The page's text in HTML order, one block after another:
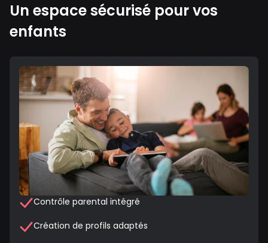
Un espace sécurisé pour vos
enfants
Contrôle parental intégré
Création de profils adaptés